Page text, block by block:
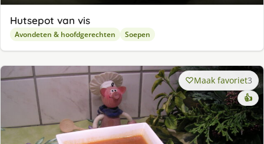
Hutsepot van vis
Avondeten & hoofdgerechten Soepen
Maak favoriet3
👍